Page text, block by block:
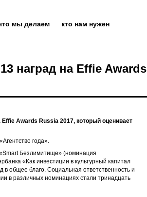
мы делаем кто нам нужен
наград на Effie Awards
Awards Russia 2017, который оценивает
года».
Безлимитище» (номинация
«Как инвестиции в культурный капитал
общее благо. Социальная ответственность и
в различных номинациях стали тринадцать